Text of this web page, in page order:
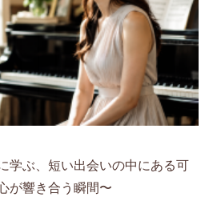
学ぶ、短い出会いの中にある可
が響き合う瞬間〜